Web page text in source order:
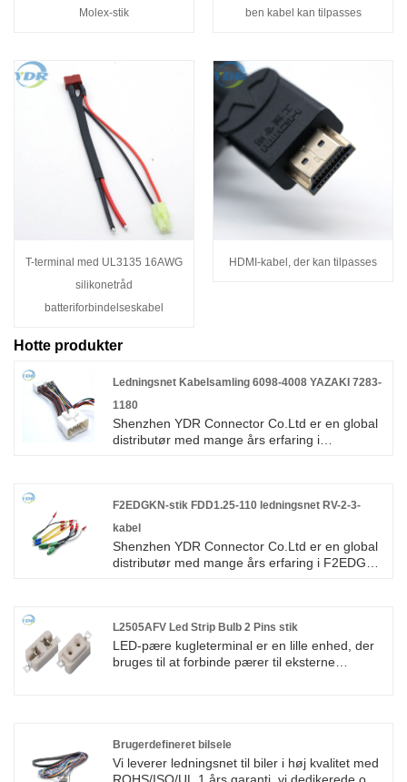
Molex-stik
ben kabel kan tilpasses
T-terminal med UL3135 16AWG
silikonetråd
batteriforbindelseskabel
HDMI-kabel, der kan tilpasses
Hotte produkter
Ledningsnet Kabelsamling 6098-4008 YAZAKI 7283-
1180
Shenzhen YDR Connector Co.Ltd er en global
distributør med mange års erfaring i
Japan Avionics, Hirose Hirose, Sumitomo,
Souriau, 3M, Phoenix, Wago, Amphenol,
F2EDGKN-stik FDD1.25-110 ledningsnet RV-2-3-
kabel
Shenzhen YDR Connector Co.Ltd er en global
distributør med mange års erfaring i F2EDGKN
L2505AFV Led Strip Bulb 2 Pins stik
LED-pære kugleterminal er en lille enhed, der
bruges til at forbinde pærer til eksterne
Brugerdefineret bilsele
Vi leverer ledningsnet til biler i høj kvalitet med
ROHS/ISO/UL 1 års garanti. vi dedikerede os